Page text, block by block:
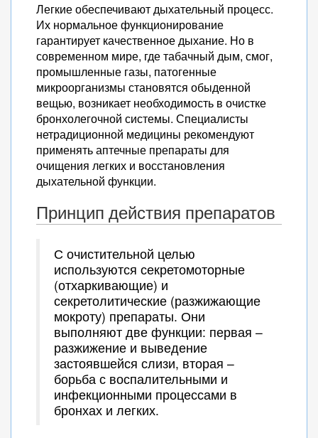
Легкие обеспечивают дыхательный процесс.
Их нормальное функционирование
гарантирует качественное дыхание. Но в
современном мире, где табачный дым, смог,
промышленные газы, патогенные
микроорганизмы становятся обыденной
вещью, возникает необходимость в очистке
бронхолегочной системы. Специалисты
нетрадиционной медицины рекомендуют
применять аптечные препараты для
очищения легких и восстановления
дыхательной функции.
Принцип действия препаратов
С очистительной целью
используются секретомоторные
(отхаркивающие) и
секретолитические (разжижающие
мокроту) препараты. Они
выполняют две функции: первая –
разжижение и выведение
застоявшейся слизи, вторая –
борьба с воспалительными и
инфекционными процессами в
бронхах и легких.